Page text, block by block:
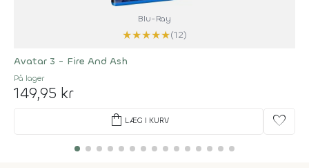
Blu-Ray
★★★★★(12)
Avatar 3 - Fire And Ash
På lager
149,95 kr
shopping_bag LÆG I KURV favorite